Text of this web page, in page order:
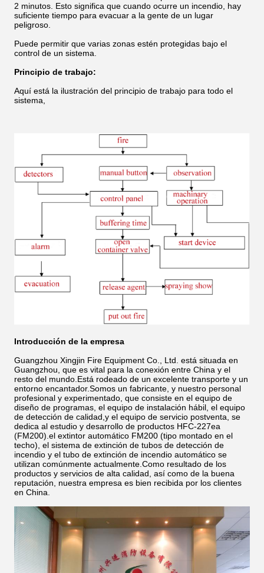
2 minutos. Esto significa que cuando ocurre un incendio, hay
suficiente tiempo para evacuar a la gente de un lugar
peligroso.
Puede permitir que varias zonas estén protegidas bajo el
control de un sistema.
Principio de trabajo:
Aquí está la ilustración del principio de trabajo para todo el
sistema,
Introducción de la empresa
Guangzhou Xingjin Fire Equipment Co., Ltd. está situada en
Guangzhou, que es vital para la conexión entre China y el
resto del mundo.Está rodeado de un excelente transporte y un
entorno encantador.Somos un fabricante, y nuestro personal
profesional y experimentado, que consiste en el equipo de
diseño de programas, el equipo de instalación hábil, el equipo
de detección de calidad,y el equipo de servicio postventa, se
dedica al estudio y desarrollo de productos HFC-227ea
(FM200).el extintor automático FM200 (tipo montado en el
techo), el sistema de extinción de tubos de detección de
incendio y el tubo de extinción de incendio automático se
utilizan comúnmente actualmente.Como resultado de los
productos y servicios de alta calidad, así como de la buena
reputación, nuestra empresa es bien recibida por los clientes
en China.